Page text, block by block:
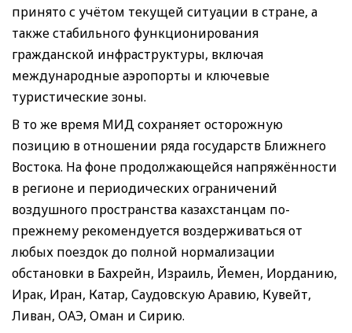
принято с учётом текущей ситуации в стране, а
также стабильного функционирования
гражданской инфраструктуры, включая
международные аэропорты и ключевые
туристические зоны.
В то же время МИД сохраняет осторожную
позицию в отношении ряда государств Ближнего
Востока. На фоне продолжающейся напряжённости
в регионе и периодических ограничений
воздушного пространства казахстанцам по-
прежнему рекомендуется воздерживаться от
любых поездок до полной нормализации
обстановки в Бахрейн, Израиль, Йемен, Иорданию,
Ирак, Иран, Катар, Саудовскую Аравию, Кувейт,
Ливан, ОАЭ, Оман и Сирию.